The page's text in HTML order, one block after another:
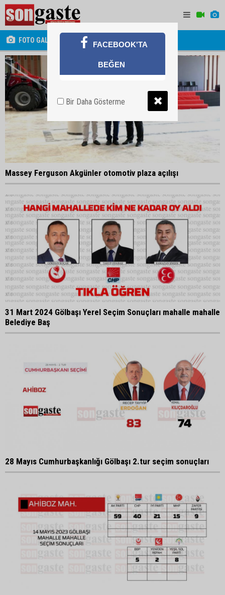
FOTO GALERİ
Massey Ferguson Akgünler otomotiv plaza açılışı
31 Mart 2024 Gölbaşı Yerel Seçim Sonuçları mahalle mahalle
Belediye Baş
28 Mayıs Cumhurbaşkanlığı Gölbaşı 2.tur seçim sonuçları
FACEBOOK'TA
BEĞEN
Bir Daha Gösterme